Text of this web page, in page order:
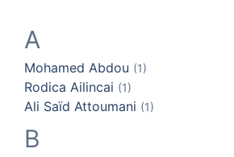
A
Mohamed Abdou (1)
Rodica Ailincai (1)
Ali Saïd Attoumani (1)
B